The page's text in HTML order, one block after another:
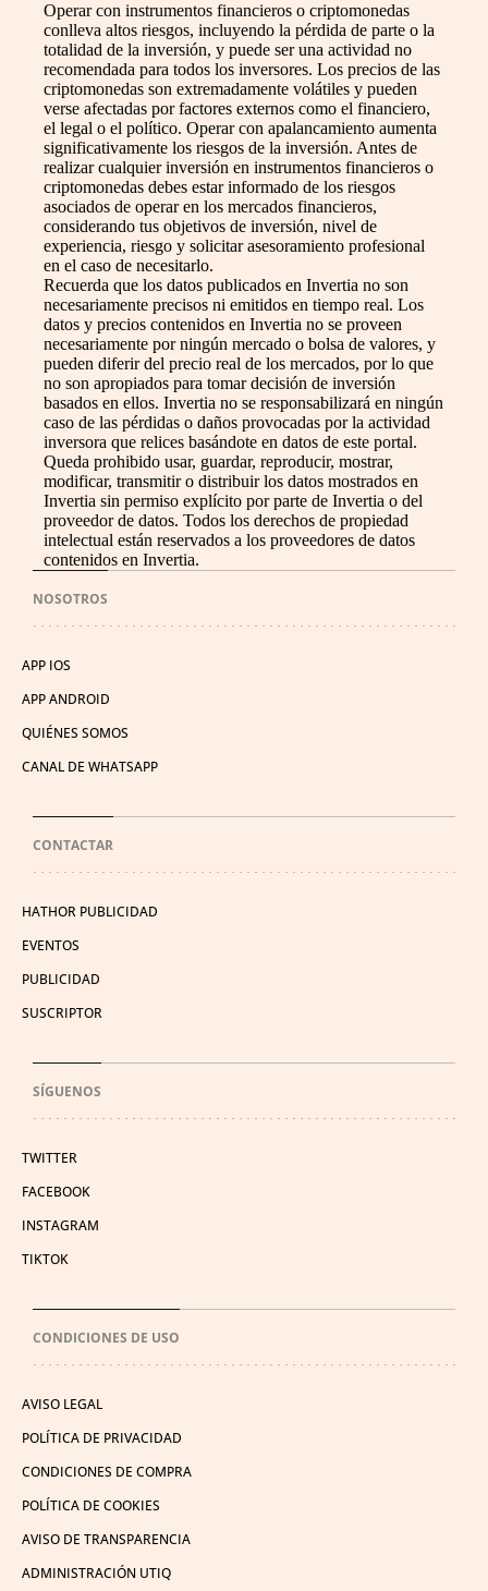
Operar con instrumentos financieros o criptomonedas
conlleva altos riesgos, incluyendo la pérdida de parte o la
totalidad de la inversión, y puede ser una actividad no
recomendada para todos los inversores. Los precios de las
criptomonedas son extremadamente volátiles y pueden
verse afectadas por factores externos como el financiero,
el legal o el político. Operar con apalancamiento aumenta
significativamente los riesgos de la inversión. Antes de
realizar cualquier inversión en instrumentos financieros o
criptomonedas debes estar informado de los riesgos
asociados de operar en los mercados financieros,
considerando tus objetivos de inversión, nivel de
experiencia, riesgo y solicitar asesoramiento profesional
en el caso de necesitarlo.
Recuerda que los datos publicados en Invertia no son
necesariamente precisos ni emitidos en tiempo real. Los
datos y precios contenidos en Invertia no se proveen
necesariamente por ningún mercado o bolsa de valores, y
pueden diferir del precio real de los mercados, por lo que
no son apropiados para tomar decisión de inversión
basados en ellos. Invertia no se responsabilizará en ningún
caso de las pérdidas o daños provocadas por la actividad
inversora que relices basándote en datos de este portal.
Queda prohibido usar, guardar, reproducir, mostrar,
modificar, transmitir o distribuir los datos mostrados en
Invertia sin permiso explícito por parte de Invertia o del
proveedor de datos. Todos los derechos de propiedad
intelectual están reservados a los proveedores de datos
contenidos en Invertia.
NOSOTROS
APP IOS
APP ANDROID
QUIÉNES SOMOS
CANAL DE WHATSAPP
CONTACTAR
HATHOR PUBLICIDAD
EVENTOS
PUBLICIDAD
SUSCRIPTOR
SÍGUENOS
TWITTER
FACEBOOK
INSTAGRAM
TIKTOK
CONDICIONES DE USO
AVISO LEGAL
POLÍTICA DE PRIVACIDAD
CONDICIONES DE COMPRA
POLÍTICA DE COOKIES
AVISO DE TRANSPARENCIA
ADMINISTRACIÓN UTIQ